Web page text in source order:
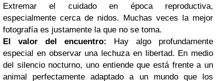
Extremar el cuidado en época reproductiva,
especialmente cerca de nidos. Muchas veces la mejor
fotografía es justamente la que no se toma.
El valor del encuentro:
Hay algo profundamente
especial en observar una lechuza en libertad. En medio
del silencio nocturno, uno entiende que está frente a un
animal perfectamente adaptado a un mundo que los